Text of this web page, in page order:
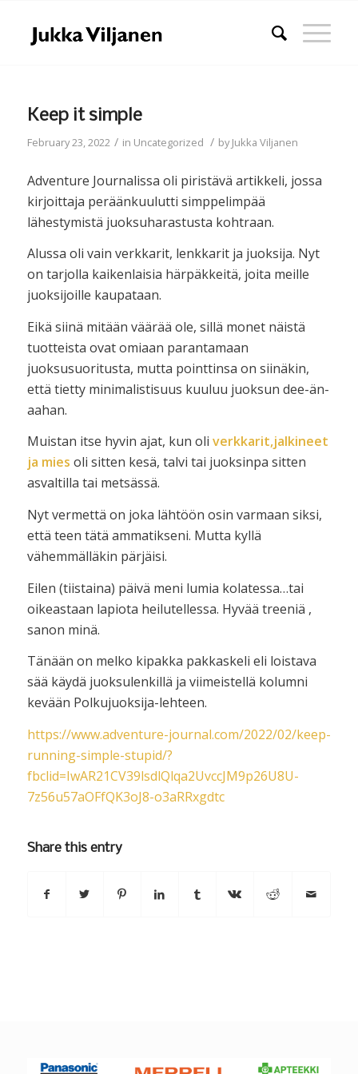
Keep it simple
February 23, 2022 / in Uncategorized / byJukka Viljanen
Adventure Journalissa oli piristävä artikkeli, jossa
kirjoittaja peräänkuulutti simppelimpää
lähestymistä juoksuharastusta kohtraan.
Alussa oli vain verkkarit, lenkkarit ja juoksija. Nyt
on tarjolla kaikenlaisia härpäkkeitä, joita meille
juoksijoille kaupataan.
Eikä siinä mitään väärää ole, sillä monet näistä
tuotteista ovat omiaan parantamaan
juoksusuoritusta, mutta pointtinsa on siinäkin,
että tietty minimalistisuus kuuluu juoksun dee-än-
aahan.
Muistan itse hyvin ajat, kun oli verkkarit,jalkineet
ja mies oli sitten kesä, talvi tai juoksinpa sitten
asvaltilla tai metsässä.
Nyt vermettä on joka lähtöön osin varmaan siksi,
että teen tätä ammatikseni. Mutta kyllä
vähemmälläkin pärjäisi.
Eilen (tiistaina) päivä meni lumia kolatessa…tai
oikeastaan lapiota heilutellessa. Hyvää treeniä ,
sanon minä.
Tänään on melko kipakka pakkaskeli eli loistava
sää käydä juoksulenkillä ja viimeistellä kolumni
kevään Polkujuoksija-lehteen.
https://www.adventure-journal.com/2022/02/keep-
running-simple-stupid/?
fbclid=IwAR21CV39lsdlQlqa2UvccJM9p26U8U-
7z56u57aOFfQK3oJ8-o3aRRxgdtc
Share this entry